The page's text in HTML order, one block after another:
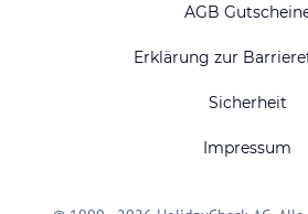
AGB
Erklärung zur
Sicherheit
Impressum